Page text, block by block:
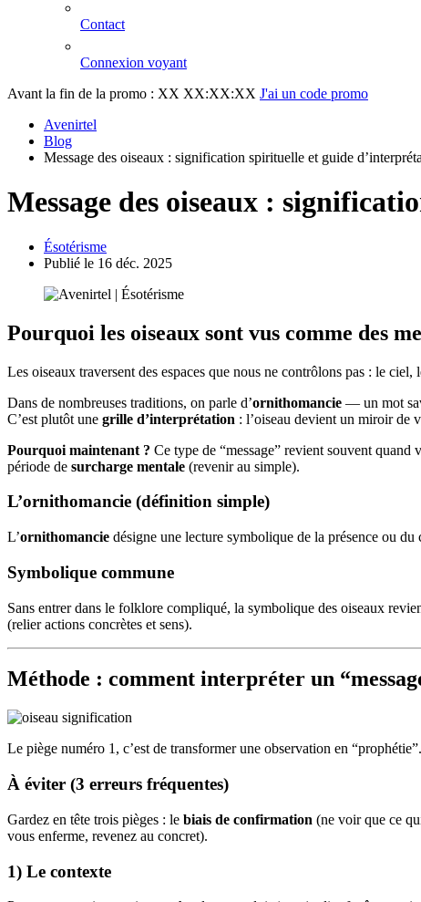
Contact
Connexion voyant
Avant la fin de la promo : XX XX:XX:XX J'ai un code promo
Avenirtel
Blog
Message des oiseaux : signification spirituelle et guide
Message des oiseaux :
Ésotérisme
Publié le 16 déc. 2025
Pourquoi les oiseaux sont vus comme des
Les oiseaux traversent des espaces que nous ne contrôlons pas : le
Dans de nombreuses traditions, on parle d’ornithomancie — un mot
C’est plutôt une grille d’interprétation : l’oiseau devient un miroir de
Pourquoi maintenant ? Ce type de “message” revient souvent quand
période de surcharge mentale (revenir au simple).
L’ornithomancie (définition simple)
L’ornithomancie désigne une lecture symbolique de la présence ou
Symbolique commune
Sans entrer dans le folklore compliqué, la symbolique des oiseaux
(relier actions concrètes et sens).
Méthode : comment interpréter un
Le piège numéro 1, c’est de transformer une observation en
À éviter (3 erreurs fréquentes)
Gardez en tête trois pièges : le biais de confirmation (ne voir que ce
vous enferme, revenez au concret).
1) Le contexte